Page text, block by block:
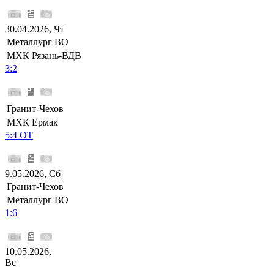
30.04.2026, Чт
Металлург ВО
МХК Рязань-ВДВ
3:2
Гранит-Чехов
МХК Ермак
5:4 ОТ
9.05.2026, Сб
Гранит-Чехов
Металлург ВО
1:6
10.05.2026,
Вс